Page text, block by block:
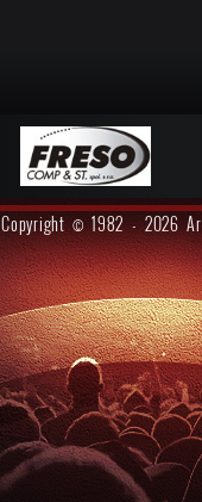
Copyright © 1982 - 2026